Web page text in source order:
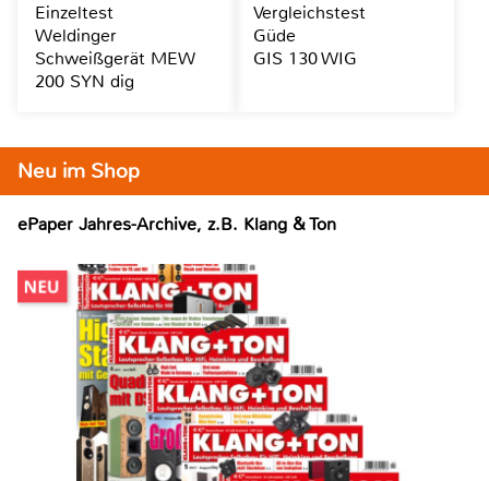
Neu im Shop
ePaper Jahres-Archive, z.B. Klang & Ton
Einzeltest
Weldinger
Schweißgerät MEW
200 SYN dig
Vergleichstest
Güde
GIS 130 WIG